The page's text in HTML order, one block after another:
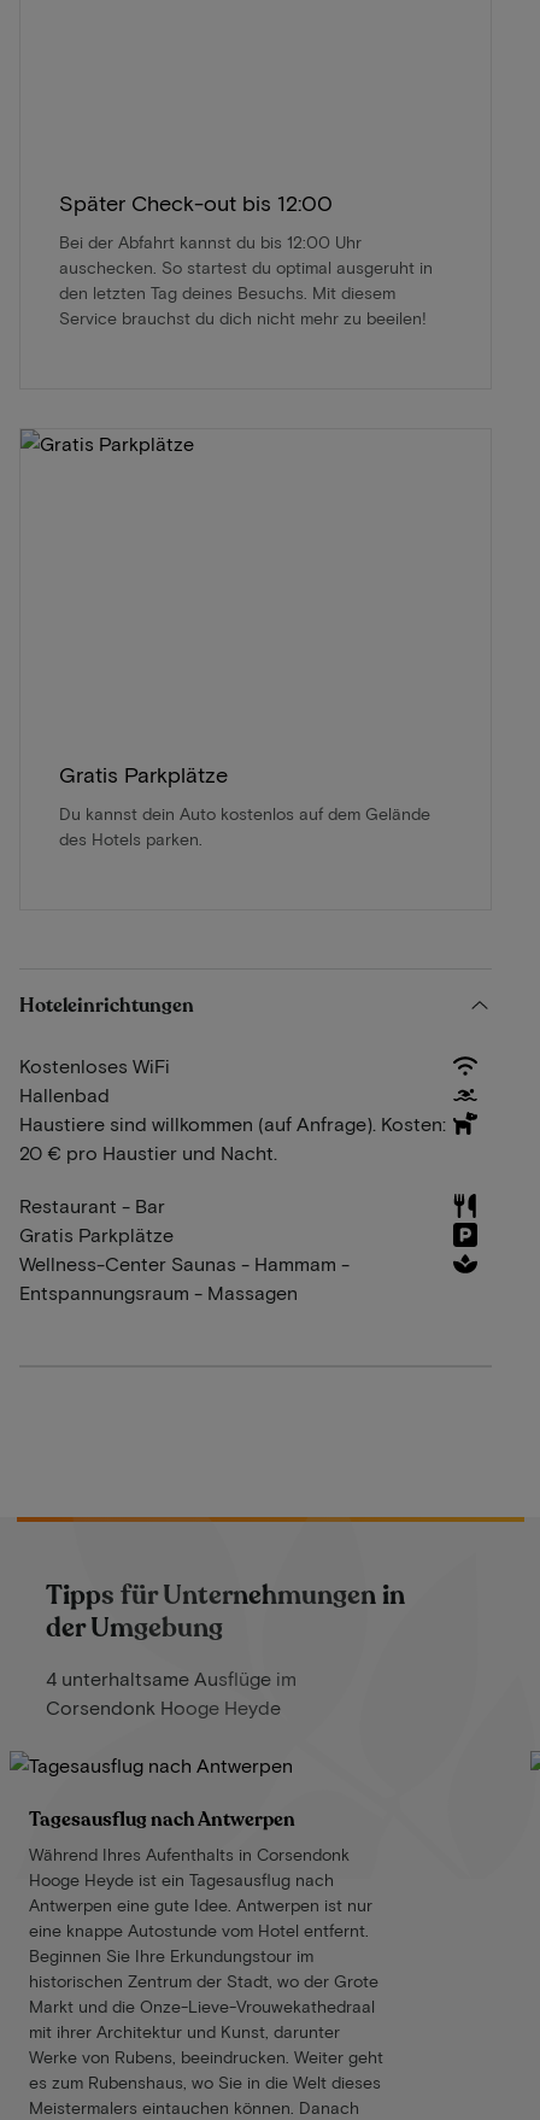
Später Check-out bis 12:00
Bei der Abfahrt kannst du bis 12:00 Uhr
auschecken. So startest du optimal ausgeruht in
den letzten Tag deines Besuchs. Mit diesem
Service brauchst du dich nicht mehr zu beeilen!
Gratis Parkplätze
Du kannst dein Auto kostenlos auf dem Gelände
des Hotels parken.
Hoteleinrichtungen
Kostenloses WiFi
Hallenbad
Haustiere sind willkommen (auf Anfrage). Kosten:
20 € pro Haustier und Nacht.
Restaurant - Bar
Gratis Parkplätze
Wellness-Center Saunas - Hammam -
Entspannungsraum - Massagen
Tipps für Unternehmungen in
der Umgebung
4 unterhaltsame Ausflüge im
Corsendonk Hooge Heyde
Tagesausflug nach Antwerpen
Während Ihres Aufenthalts in Corsendonk
Hooge Heyde ist ein Tagesausflug nach
Antwerpen eine gute Idee. Antwerpen ist nur
eine knappe Autostunde vom Hotel entfernt.
Beginnen Sie Ihre Erkundungstour im
historischen Zentrum der Stadt, wo der Grote
Markt und die Onze-Lieve-Vrouwekathedraal
mit ihrer Architektur und Kunst, darunter
Werke von Rubens, beeindrucken. Weiter geht
es zum Rubenshaus, wo Sie in die Welt dieses
Meistermalers eintauchen können. Danach